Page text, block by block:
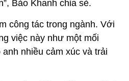
Bảo Khanh chia sẻ.
công tác trong ngành. Với
việc này như một mối
nhiều cảm xúc và trải